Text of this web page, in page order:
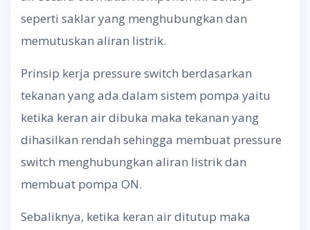
seperti saklar yang menghubungkan dan
memutuskan aliran listrik.
Prinsip kerja pressure switch berdasarkan
tekanan yang ada dalam sistem pompa yaitu
ketika keran air dibuka maka tekanan yang
dihasilkan rendah sehingga membuat pressure
switch menghubungkan aliran listrik dan
membuat pompa ON.
Sebaliknya, ketika keran air ditutup maka